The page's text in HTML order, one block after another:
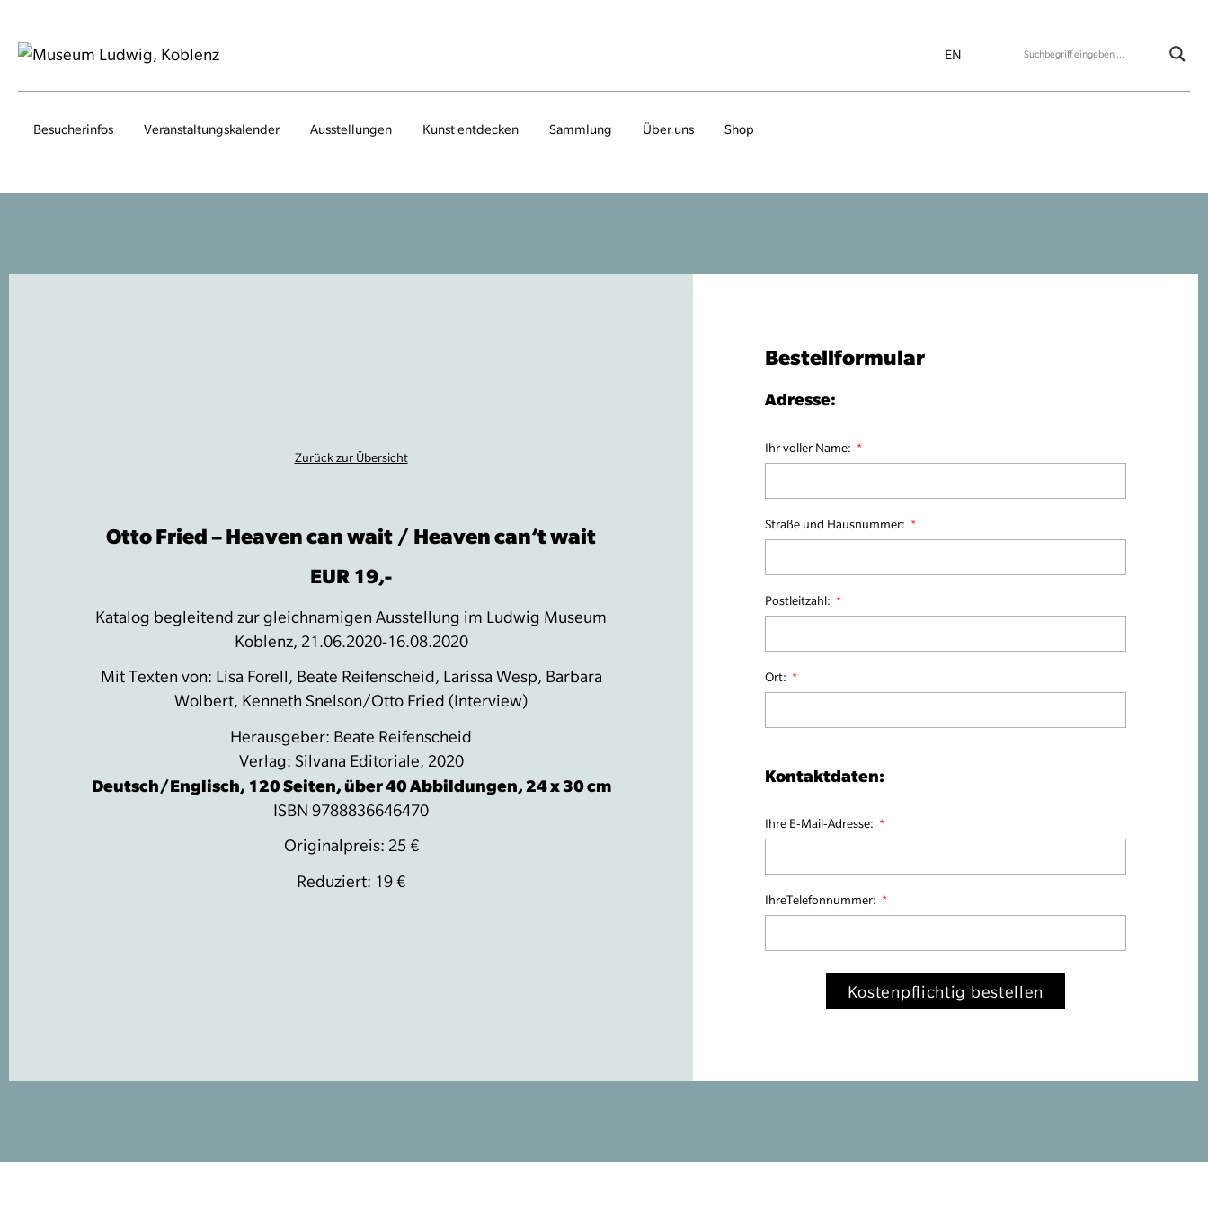
Besucherinfos Veranstaltungs­kalender Ausstellungen Kunst entdecken Sammlung Über uns Shop
EN
Zurück zur Übersicht
Otto Fried – Heaven can wait / Heaven can’t wait
EUR 19,-
Katalog begleitend zur gleichnamigen Ausstellung im Ludwig Museum
Koblenz, 21.06.2020-16.08.2020
Mit Texten von: Lisa Forell, Beate Reifenscheid, Larissa Wesp, Barbara
Wolbert, Kenneth Snelson/Otto Fried (Interview)
Herausgeber: Beate Reifenscheid
Verlag: Silvana Editoriale, 2020
Deutsch/Englisch, 120 Seiten, über 40 Abbildungen, 24 x 30 cm
ISBN 9788836646470
Originalpreis: 25 €
Reduziert: 19 €
Bestellformular
Adresse:
Ihr voller Name:
Straße und Hausnummer:
Postleitzahl:
Ort:
Kontaktdaten:
Ihre E-Mail-Adresse:
IhreTelefonnummer:
Kostenpflichtig bestellen